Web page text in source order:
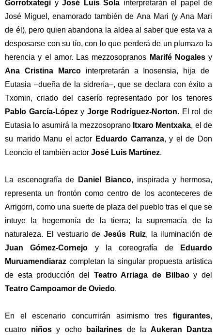
Gorrotxategi yJosé Luis Sola interpretarán el papel de
José Miguel, enamorado también de Ana Mari (y Ana Mari
de él), pero quien abandona la aldea al saber que esta va a
desposarse con su tío, con lo que perderá de un plumazo la
herencia y el amor. Las mezzosopranos Marifé Nogales y
Ana Cristina Marco interpretarán a Inosensia, hija de
Eutasia –dueña de la sidrería–, que se declara con éxito a
Txomin, criado del caserío representado por los tenores
Pablo García-Lópezy Jorge Rodríguez-Norton. El rol de
Eutasia lo asumirá la mezzosoprano Itxaro Mentxaka, el de
su marido Manu el actor Eduardo Carranza, y el de Don
Leoncio el también actor José Luis Martínez.
La escenografía de Daniel Bianco, inspirada y hermosa,
representa un frontón como centro de los aconteceres de
Arrigorri, como una suerte de plaza del pueblo tras el que se
intuye la hegemonía de la tierra; la supremacía de la
naturaleza. El vestuario de Jesús Ruiz, la iluminación de
Juan Gómez-Cornejo y la coreografía de
Eduardo
Muruamendiaraz completan la singular propuesta artística
de esta producción del Teatro Arriaga de Bilbaoy del
Teatro Campoamor de Oviedo.
En el escenario concurrirán asimismo tres figurantes,
cuatro niñosy ocho bailarines de la Aukeran Dantza